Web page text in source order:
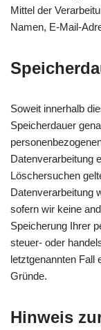
Mittel der
Namen, E-Mail-
Soweit innerhalb
Speicherdauer
Datenverarbeitung
Löschersuchen
Datenverarbeitung
sofern wir keine
Speicherung Ihrer
steuer- oder
letztgenannten Fall
Gründe.
Hinweis